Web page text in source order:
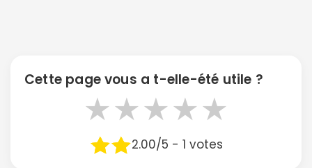
Cette page vous a t-elle-été utile ?
★
★
★
★
★
2.00/5 - 1 votes